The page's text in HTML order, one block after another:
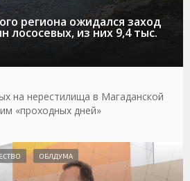
региона ожидался заход
лососевых, из них 9,4 тыс.
на нерестилища в Магаданской
«проходных дней»
ОБЛДУМА